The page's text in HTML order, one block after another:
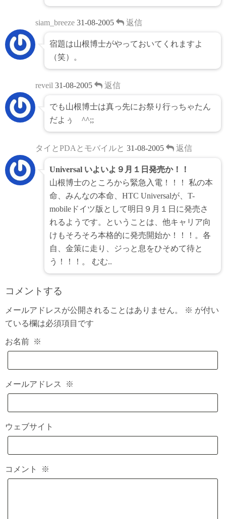
siam_breeze 31-08-2005 返信
宿題は山根博士がやっておいてくれますよ
（笑）。
reveil 31-08-2005 返信
でも山根博士は真っ先にお祭り行っちゃたん
だよぅ ^^;;
タイとPDAとモバイルと 31-08-2005 返信
Universal いよいよ９月１日発売か！！
山根博士のところから緊急入電！！！ 私の本
命、みんなの本命、HTC Universalが、T-
mobileドイツ版として明日９月１日に発売さ
れるようです。ということは、他キャリア向
けもそろそろ本格的に発売開始か！！！。各
自、金策に走り、ジっと息をひそめて待と
う！！！。 むむ..
コメントする
メールアドレスが公開されることはありません。 ※ が付い
ている欄は必須項目です
お名前 ※
メールアドレス ※
ウェブサイト
コメント ※